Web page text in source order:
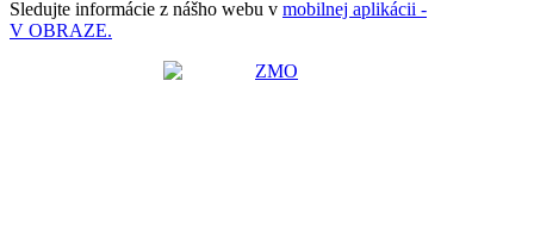
Sledujte informácie z nášho webu v mobilnej aplikácii -
V OBRAZE.